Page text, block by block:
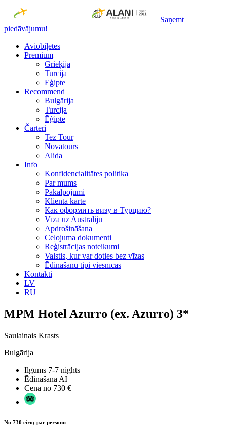
Saņemt
piedāvājumu!
Aviobiļetes
Premium
Grieķija
Turcija
Ēģipte
Recommend
Bulgārija
Turcija
Ēģipte
Čarteri
Tez Tour
Novatours
Alida
Info
Konfidencialitātes politika
Par mums
Рakalpojumi
Klienta karte
Как оформить визу в Турцию?
Vīza uz Austrāliju
Apdrošināšana
Ceļojuma dokumenti
Reģistrācijas noteikumi
Valstis, kur var doties bez vīzas
Ēdināšanu tipi viesnīcās
Kontakti
LV
RU
MPM Hotel Azurro (ex. Azurro) 3*
Saulainais Krasts
Bulgārija
Ilgums 7-7 nights
Ēdinašana AI
Cena no 730 €
No 730 eiro; par personu